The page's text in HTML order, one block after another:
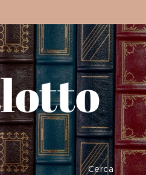
Cerca